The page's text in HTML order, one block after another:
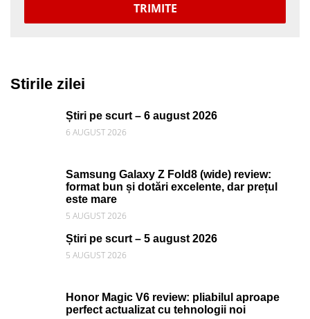
TRIMITE
Stirile zilei
Știri pe scurt – 6 august 2026
6 AUGUST 2026
Samsung Galaxy Z Fold8 (wide) review:
format bun și dotări excelente, dar prețul
este mare
5 AUGUST 2026
Știri pe scurt – 5 august 2026
5 AUGUST 2026
Honor Magic V6 review: pliabilul aproape
perfect actualizat cu tehnologii noi